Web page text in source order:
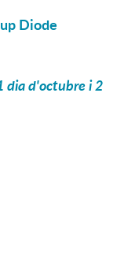
Diode
dia d'octubre i 2